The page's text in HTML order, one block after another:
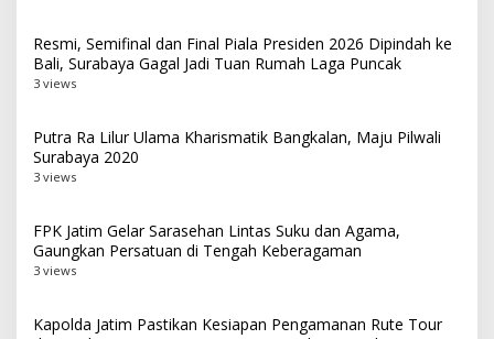
Resmi, Semifinal dan Final Piala Presiden 2026 Dipindah ke
Bali, Surabaya Gagal Jadi Tuan Rumah Laga Puncak
3 views
Putra Ra Lilur Ulama Kharismatik Bangkalan, Maju Pilwali
Surabaya 2020
3 views
FPK Jatim Gelar Sarasehan Lintas Suku dan Agama,
Gaungkan Persatuan di Tengah Keberagaman
3 views
Kapolda Jatim Pastikan Kesiapan Pengamanan Rute Tour